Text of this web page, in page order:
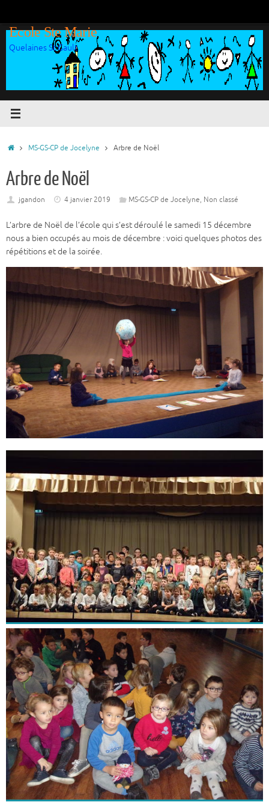
contenu
Ecole Ste Marie
Quelaines St Gault
AccueilMS-GS-CP de Jocelyne Arbre de Noël
Arbre de Noël
jgandon 4 janvier 2019 MS-GS-CP de Jocelyne, Non classé
L’arbre de Noël de l’école qui s’est déroulé le samedi 15 décembre
nous a bien occupés au mois de décembre : voici quelques photos des
répétitions et de la soirée.